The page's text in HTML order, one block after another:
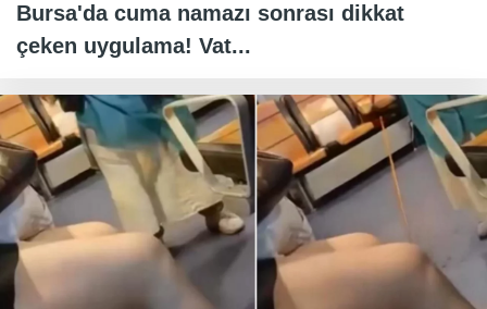
Bursa'da cuma namazı sonrası dikkat
çeken uygulama! Vat...